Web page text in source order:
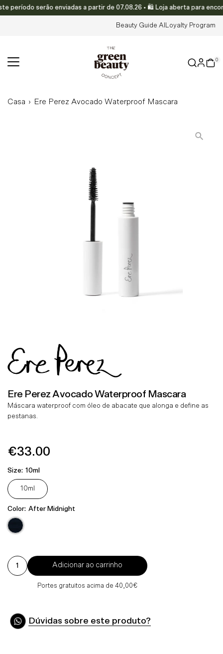
Translation missing: pt-PT.accessibility.skip_to_text
período serão enviadas a partir de 07.08.26 • 🛍️ Loja aberta para
Beauty Guide AI Loyalty Program
0
Casa › Ere Perez Avocado Waterproof Mascara
Ere Perez Avocado Waterproof Mascara
Máscara waterproof com óleo de abacate que alonga e define as
pestanas.
Preço
€33.00
Color: After Midnight
Size: 10ml
10ml
Adicionar ao carrinho
Portes gratuitos acima de 40,00€
Dúvidas sobre este produto?